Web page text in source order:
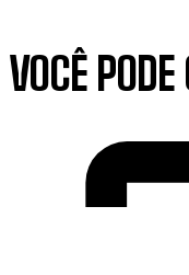
VOCÊ